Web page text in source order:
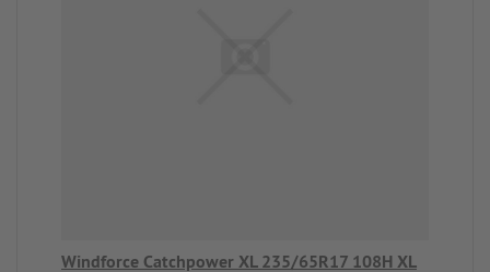
Windforce Catchpower XL 235/65R17 108H XL